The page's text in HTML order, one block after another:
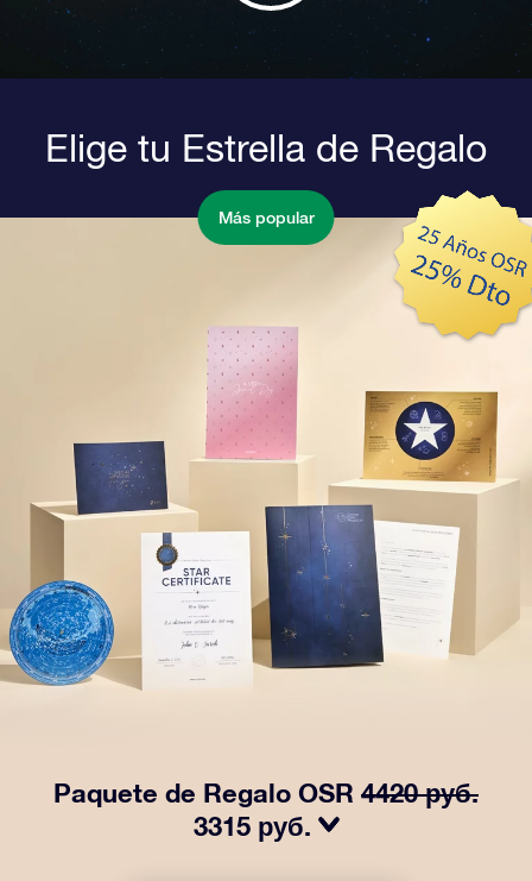
Elige tu Estrella de Regalo
Más popular
Paquete de Regalo OSR 4420 руб.
3315 руб.